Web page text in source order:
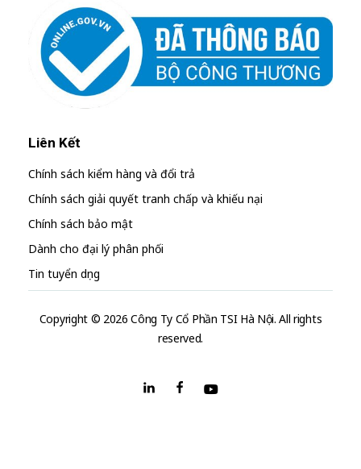
Liên Kết
Chính sách kiểm hàng và đổi trả
Chính sách giải quyết tranh chấp và khiếu nại
Chính sách bảo mật
Dành cho đại lý phân phối
Tin tuyển dụng
Copyright © 2026 Công Ty Cổ Phần TSI Hà Nội. All rights
reserved.